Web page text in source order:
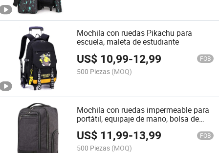
Mochila con ruedas Pikachu para
escuela, maleta de estudiante
US$ 10,99-12,99 FOB
500 Piezas (MOQ)
Mochila con ruedas impermeable para
portátil, equipaje de mano, bolsa de
negocios, ordenador para pernoctar
US$ 11,99-13,99 FOB
500 Piezas (MOQ)